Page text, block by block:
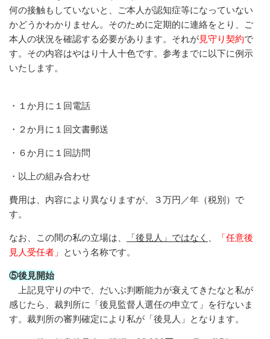
何の接触もしていないと、ご本人が認知症等になっていない
かどうかわかりません。そのために定期的に連絡をとり、ご
本人の状況を確認する必要があります。それが見守り契約で
す。その内容はやはり十人十色です。参考までに以下に例示
いたします。
・１か月に１回電話
・２か月に１回文書郵送
・６か月に１回訪問
・以上の組み合わせ
費用は、内容により異なりますが、３万円 ／年（税別）で
す。
なお、この間の私の立場は、 「後見人」ではなく
「任意後
見人受任者」
という名称です。
⑤後見開始
上記見守りの中で、だいぶ判断能力が衰えてきたなと私が
感じたら、裁判所に「後見監督人選任の申立て」を行ないま
す。裁判所の審判確定により私が「後見人」となります。